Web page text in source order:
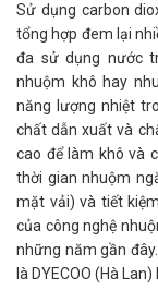
Sử dụng carbon
tổng hợp đem lại
đa sử dụng nước
nhuộm khô hay
năng lượng nhiệt
chất dẫn xuất và
cao để làm khô và
thời gian nhuộm
mặt vải) và tiết
của công nghệ
những năm gần
là DYECOO (Hà